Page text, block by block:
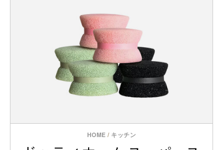
HOME / キッチン